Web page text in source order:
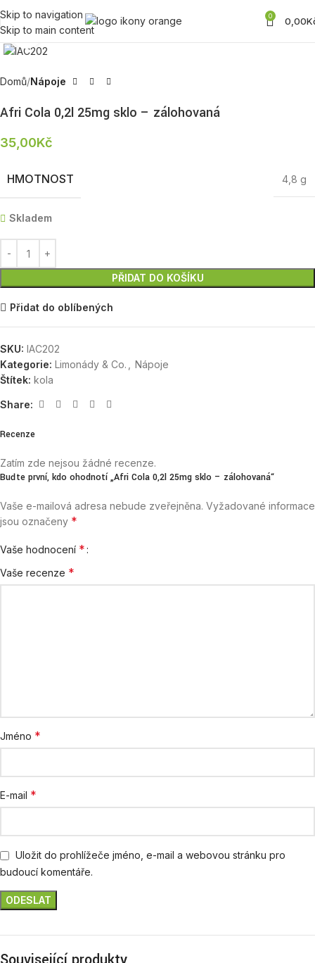
Skip to navigation
Skip to main content
0 0,00
Zobrazit produktovou fotku
Domů Nápoje
Afri Cola 0,2l 25mg sklo – zálohovaná
35,00Kč
HMOTNOST 4,8 g
Skladem
PŘIDAT DO KOŠÍKU
Přidat do oblíbených
SKU: IAC202
Kategorie: Limonády & Co.
Nápoje
Štítek: kola
Share:
Recenze
Zatím zde nejsou žádné recenze.
Buďte první, kdo ohodnotí „Afri Cola 0,2l 25mg sklo – zálohovaná“
Vaše e-mailová adresa nebude zveřejněna. Vyžadované informace
jsou označeny *
Vaše hodnocení *
Vaše recenze *
Jméno *
E-mail *
Uložit do prohlížeče jméno, e-mail a webovou stránku pro
budoucí komentáře.